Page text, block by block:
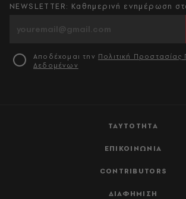
ΤΑΥΤΟΤΗΤΑ
ΕΠΙΚΟΙΝΩΝΙΑ
CONTRIBUTORS
ΔΙΑΦΗΜΙΣΗ
NEWSLETTER: Καθημερινή ενημέρωση
Αποδέχομαι την Πολιτική
Δεδομένων